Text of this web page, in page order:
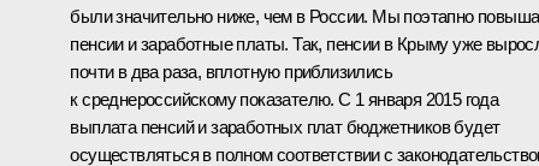
были значительно ниже, чем в России. Мы поэтапно
пенсии и заработные платы. Так, пенсии в Крыму уже
почти в два раза, вплотную приблизились
к среднероссийскому показателю. С 1 января 2015 года
выплата пенсий и заработных плат бюджетников будет
осуществляться в полном соответствии с